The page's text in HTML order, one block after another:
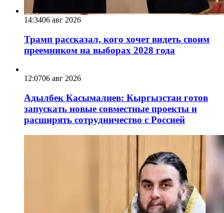
14:3406 авг 2026
Трамп рассказал, кого хочет видеть своим
преемником на выборах 2028 года
12:0706 авг 2026
Адылбек Касымалиев: Кыргызстан готов
запускать новые совместные проекты и
расширять сотрудничество с Россией